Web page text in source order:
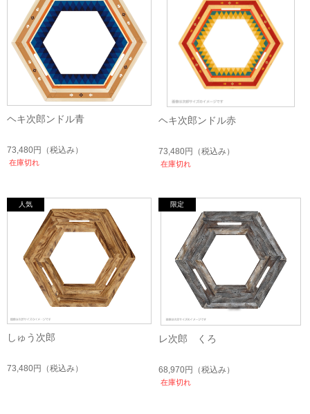
ヘキ次郎ンドル青
73,480円 （税込み）
在庫切れ
ヘキ次郎ンドル赤
73,480円 （税込み）
在庫切れ
しゅう次郎
73,480円 （税込み）
レ次郎 くろ
68,970円 （税込み）
在庫切れ